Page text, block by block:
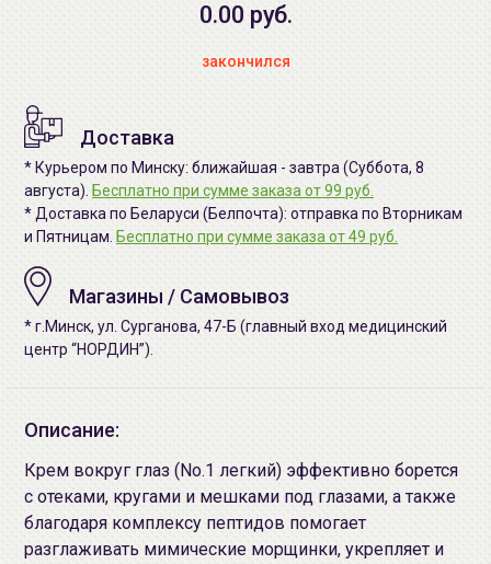
0.00 руб.
закончился
Доставка
* Курьером по Минску: ближайшая - завтра (Суббота, 8
августа). Бесплатно при сумме заказа от 99 руб.
* Доставка по Беларуси (Белпочта): отправка по Вторникам
и Пятницам. Бесплатно при сумме заказа от 49 руб.
Магазины / Самовывоз
* г.Минск, ул. Сурганова, 47-Б (главный вход медицинский
центр “НОРДИН”).
Описание:
Крем вокруг глаз (No.1 легкий) эффективно борется
с отеками, кругами и мешками под глазами, а также
благодаря комплексу пептидов помогает
разглаживать мимические морщинки, укрепляет и